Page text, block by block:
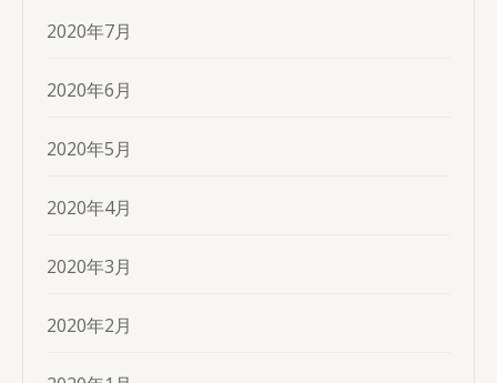
2020年7月
2020年6月
2020年5月
2020年4月
2020年3月
2020年2月